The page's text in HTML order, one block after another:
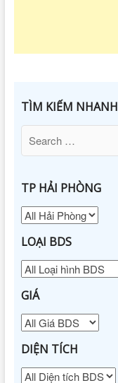
TÌM KIẾM NHANH
TP HẢI PHÒNG
LOẠI BDS
GIÁ
DIỆN TÍCH